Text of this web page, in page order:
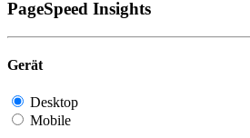
PageSpeed Insights
Gerät
Desktop
Mobile